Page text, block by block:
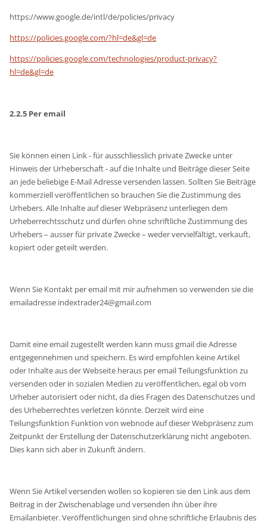
https://www.google.de/intl/de/policies/privacy
https://policies.google.com/?hl=de&gl=de
https://policies.google.com/technologies/product-privacy?
hl=de&gl=de
2.2.5 Per email
Sie können einen Link - für ausschliesslich private Zwecke unter
Hinweis der Urheberschaft - auf die Inhalte und Beiträge dieser Seite
an jede beliebige E-Mail Adresse versenden lassen. Sollten Sie Beiträge
kommerziell veröffentlichen so brauchen Sie die Zustimmung des
Urhebers. Alle Inhalte auf dieser Webpräsenz unterliegen dem
Urheberrechtsschutz und dürfen ohne schriftliche Zustimmung des
Urhebers – ausser für private Zwecke – weder vervielfältigt, verkauft,
kopiert oder geteilt werden.
Wenn Sie Kontakt per email mit mir aufnehmen so verwenden sie die
emailadresse indextrader24@gmail.com
Damit eine email zugestellt werden kann muss gmail die Adresse
entgegennehmen und speichern. Es wird empfohlen keine Artikel
oder Inhalte aus der Webseite heraus per email Teilungsfunktion zu
versenden oder in sozialen Medien zu veröffentlichen, egal ob vom
Urheber autorisiert oder nicht, da dies Fragen des Datenschutzes und
des Urheberrechtes verletzen könnte. Derzeit wird eine
Teilungsfunktion Funktion von webnode auf dieser Webpräsenz zum
Zeitpunkt der Erstellung der Datenschutzerklärung nicht angeboten.
Dies kann sich aber in Zukunft ändern.
Wenn Sie Artikel versenden wollen so kopieren sie den Link aus dem
Beitrag in der Zwischenablage und versenden ihn über ihre
Emailanbieter. Veröffentlichungen sind ohne schriftliche Erlaubnis des